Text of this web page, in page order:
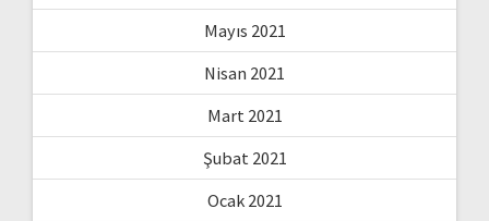
Mayıs 2021
Nisan 2021
Mart 2021
Şubat 2021
Ocak 2021